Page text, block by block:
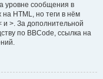
уровне сообщения в
HTML, но теги в нём
и >. За дополнительной
по BBCode, ссылка на